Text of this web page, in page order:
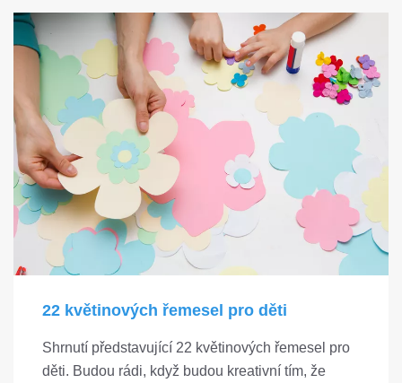
22 květinových řemesel pro děti
Shrnutí představující 22 květinových řemesel pro
děti. Budou rádi, když budou kreativní tím, že